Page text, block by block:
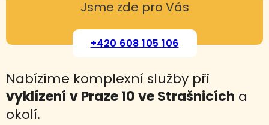
Jsme zde pro Vás
+420 608 105 106
Nabízíme komplexní služby při
vyklízení v Praze 10 ve Strašnicích a
okolí.